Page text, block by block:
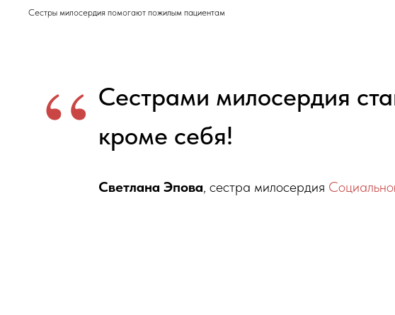
“ Сестрами милосердия
кроме себя!
Светлана Эпова, сестра милосердия